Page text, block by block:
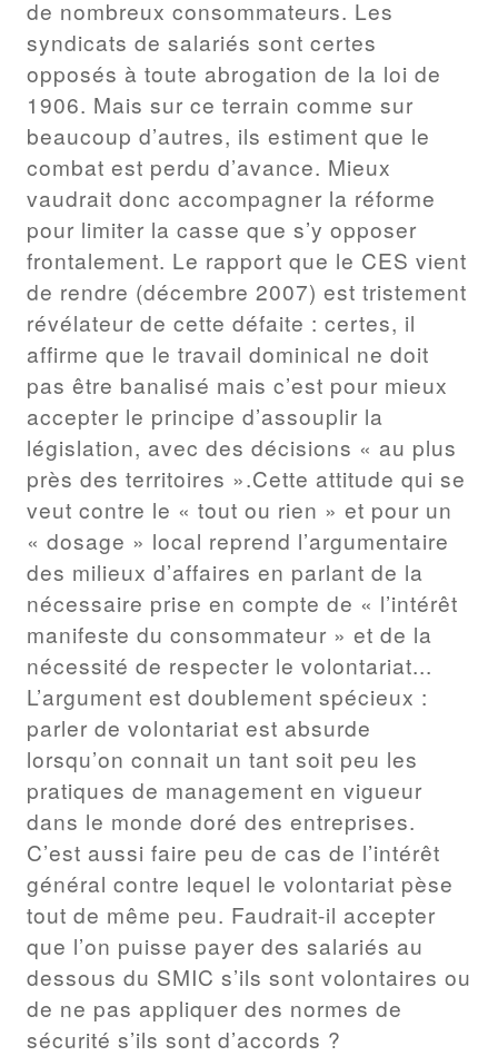
de nombreux consommateurs. Les
syndicats de salariés sont certes
opposés à toute abrogation de la loi de
1906. Mais sur ce terrain comme sur
beaucoup d’autres, ils estiment que le
combat est perdu d’avance. Mieux
vaudrait donc accompagner la réforme
pour limiter la casse que s’y opposer
frontalement. Le rapport que le CES vient
de rendre (décembre 2007) est tristement
révélateur de cette défaite : certes, il
affirme que le travail dominical ne doit
pas être banalisé mais c’est pour mieux
accepter le principe d’assouplir la
législation, avec des décisions « au plus
près des territoires ».Cette attitude qui se
veut contre le « tout ou rien » et pour un
« dosage » local reprend l’argumentaire
des milieux d’affaires en parlant de la
nécessaire prise en compte de « l’intérêt
manifeste du consommateur » et de la
nécessité de respecter le volontariat...
L’argument est doublement spécieux :
parler de volontariat est absurde
lorsqu’on connait un tant soit peu les
pratiques de management en vigueur
dans le monde doré des entreprises.
C’est aussi faire peu de cas de l’intérêt
général contre lequel le volontariat pèse
tout de même peu. Faudrait-il accepter
que l’on puisse payer des salariés au
dessous du SMIC s’ils sont volontaires ou
de ne pas appliquer des normes de
sécurité s’ils sont d’accords ?